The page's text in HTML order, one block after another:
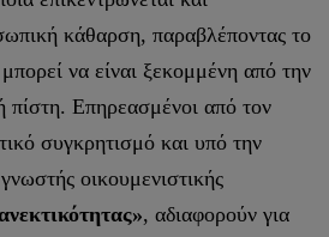
κάθαρση, παραβλέποντας το
να είναι ξεκομμένη από την
πίστη. Επηρεασμένοι από τον
συγκρητισμό και υπό την
οικουμενιστικής
, αδιαφορούν για